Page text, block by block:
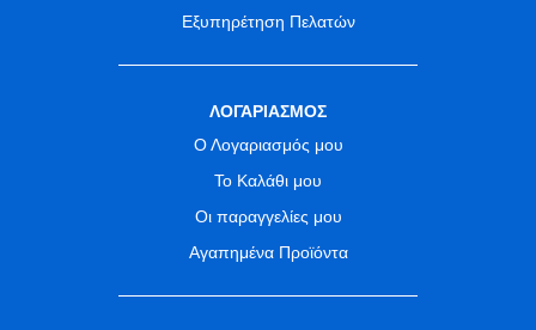
Εξυπηρέτηση Πελατών
ΛΟΓΑΡΙΑΣΜΟΣ
Ο Λογαριασμός μου
Το Καλάθι μου
Οι παραγγελίες μου
Αγαπημένα Προϊόντα